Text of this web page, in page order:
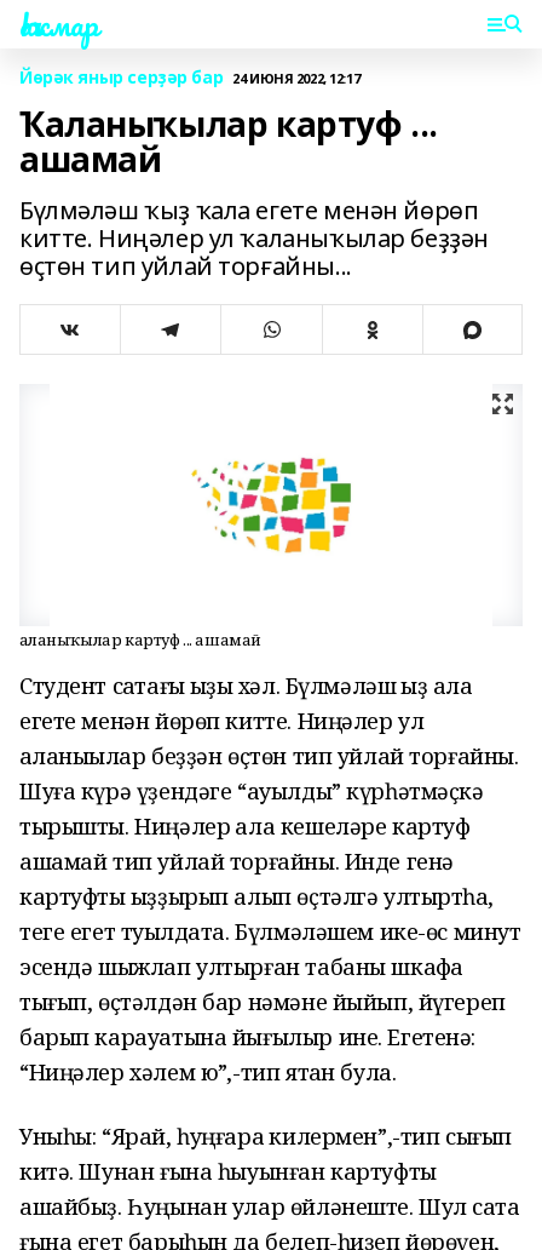
Һаҡмар
Йөрәк яныр серҙәр бар 24 ИЮНЯ 2022, 12:17
Ҡаланыҡылар картуф ...
ашамай
Бүлмәләш ҡыҙ ҡала егете менән йөрөп
китте. Ниңәлер ул ҡаланыҡылар беҙҙән
өҫтөн тип уйлай торғайны...
Ҡаланыҡылар картуф ... ашамай
Студент саҡтағы ҡыҙыҡ хәл. Бүлмәләш ҡыҙ ҡала
егете менән йөрөп китте. Ниңәлер ул
ҡаланыҡылар беҙҙән өҫтөн тип уйлай торғайны.
Шуға күрә үҙендәге “ауылды” күрһәтмәҫкә
тырышты. Ниңәлер ҡала кешеләре картуф
ашамай тип уйлай торғайны. Инде генә
картуфты ҡыҙҙырып алып өҫтәлгә ултыртһаҡ,
теге егет туҡылдата. Бүлмәләшем ике-өс минут
эсендә шыжлап ултырған табаны шкафҡа
тығып, өҫтәлдән бар нәмәне йыйып, йүгереп
барып карауатына йығылыр ине. Егетенә:
“Ниңәлер хәлем юҡ”,-тип ятҡан була.
Уныһы: “Ярай, һуңғараҡ килермен”,-тип сығып
китә. Шунан ғына һыуынған картуфты
ашайбыҙ. Һуңынан улар өйләнеште. Шул саҡта
ғына егет барыһын да белеп-һиҙеп йөрөүен,